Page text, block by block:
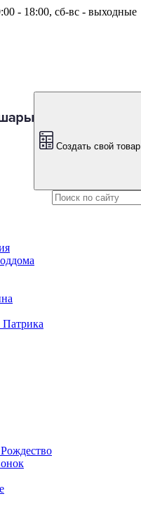
- 18:00, сб-вс - выходные
Создать свой товар